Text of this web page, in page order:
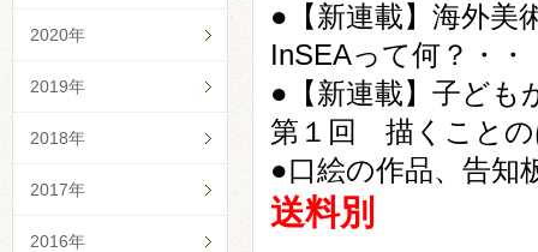
●【新連載】海外
InSEAって何？・・
●【新連載】子ども
第１回 描くことの
●口絵の作品、告知
送料別
2020年
2019年
2018年
2017年
2016年